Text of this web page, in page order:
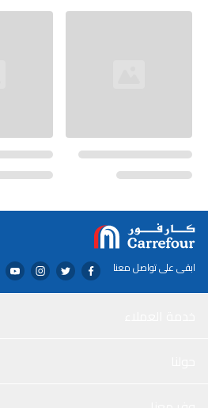
ابقى على تواصل معنا